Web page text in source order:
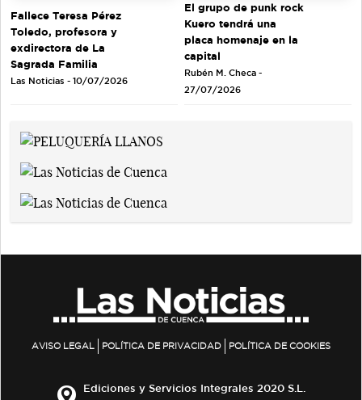
Fallece Teresa Pérez
Toledo, profesora y
exdirectora de La
Sagrada Familia
Las Noticias - 10/07/2026
El grupo de punk rock
Kuero tendrá una
placa homenaje en la
capital
Rubén M. Checa -
27/07/2026
AVISO LEGAL POLÍTICA DE PRIVACIDAD POLÍTICA DE COOKIES
Ediciones y Servicios Integrales 2020 S.L.